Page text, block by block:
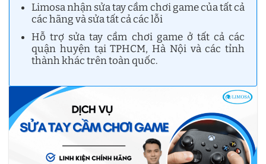
Limosa nhận sửa tay cầm chơi game của tất cả
các hãng và sửa tất cả các lỗi
Hỗ trợ sửa tay cầm chơi game ở tất cả các
quận huyện tại TPHCM, Hà Nội và các tỉnh
thành khác trên toàn quốc.